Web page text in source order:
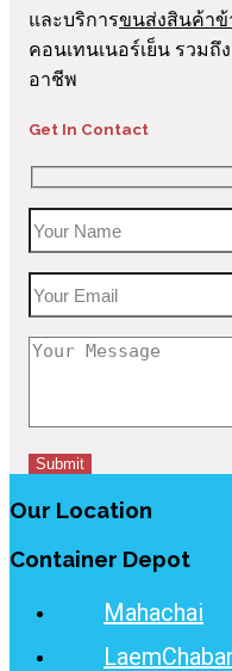
และบริการขนส่งสินค้า
คอนเทนเนอร์เย็น รวมถึ
อาชีพ
Get In Contact
Our Location
Container Depot
Mahachai